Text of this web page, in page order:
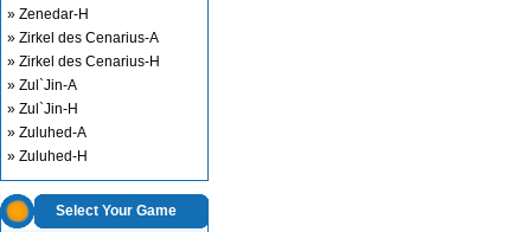
» Zenedar-H
» Zirkel des Cenarius-A
» Zirkel des Cenarius-H
» Zul`Jin-A
» Zul`Jin-H
» Zuluhed-A
» Zuluhed-H
Select Your Game